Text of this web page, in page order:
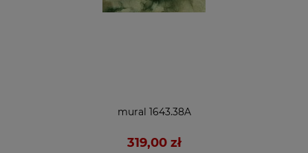
mural 1643.38A
319,00 zł